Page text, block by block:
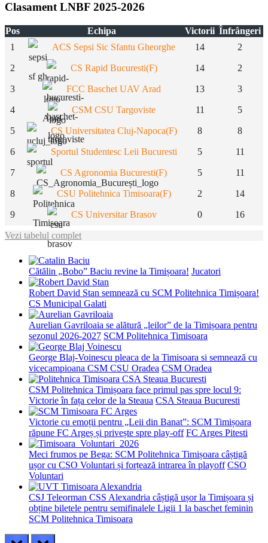
Clasament LNBF 2025-2026
Pos Echipa Victorii Înfrângeri
1
ACS Sepsi Sic Sfantu Gheorghe 14 2
2 CS Rapid Bucuresti(F) 14 2
3 FCC Baschet UAV Arad 13 3
4 CSM CSU Targoviste 11 5
5 CS Universitatea Cluj-Napoca(F) 8 8
6 Sportul Studentesc Leii Bucuresti 5 11
7 CS Agronomia Bucuresti(F) 5 11
8 CSU Politehnica Timisoara(F) 2 14
9 CS Universitar Brasov 0 16
Vezi tabelul complet
Cătălin „Bobo” Baciu revine la Timișoara! Jucatori
Robert David Stan semnează cu SCM Politehnica Timișoara!
CS Municipal Galati
Aurelian Gavriloaia se alătură „leilor” de la Timișoara pentru
sezonul 2026-2027 SCM Politehnica Timisoara
George Blaj-Voinescu pleaca de la Timisoara si semnează cu
vicecampioana CSM CSU Oradea CSM Oradea
CSM Politehnica Timișoara face primul pas spre locul 9:
Victorie în fața celor de la Steaua CSA Steaua Bucuresti
Victorie cu emoții pentru „Leii din Banat”: SCM Timișoara
răpune FC Argeș și privește spre play-off FC Arges Pitesti
Meci frumos pe Bega: SCM Politehnica Timișoara câștigă
ușor cu CSO Voluntari și forțează intrarea în playoff CSO
Voluntari
CSJ Teleorman CSS Alexandria câștigă ușor la Timișoara și
obține biletele pentru semifinalele Ligii 1 la baschet feminin
SCM Politehnica Timisoara
prev next